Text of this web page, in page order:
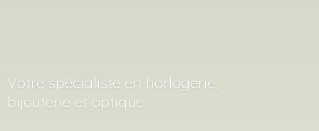
Votre spécialiste en horlogerie,
bijouterie et optique